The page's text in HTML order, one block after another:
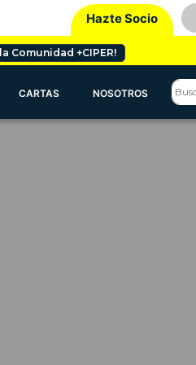
Hazte Socio
la Comunidad +CIPER!
CARTAS NOSOTROS